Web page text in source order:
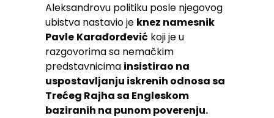
Aleksandrovu politiku posle njegovog
ubistva nastavio je knez namesnik
Pavle Karađorđević koji je u
razgovorima sa nemačkim
predstavnicima insistirao na
uspostavljanju iskrenih odnosa sa
Trećeg Rajha sa Engleskom
baziranih na punom poverenju.